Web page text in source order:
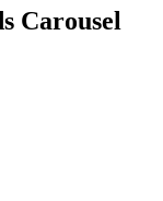
Carousel